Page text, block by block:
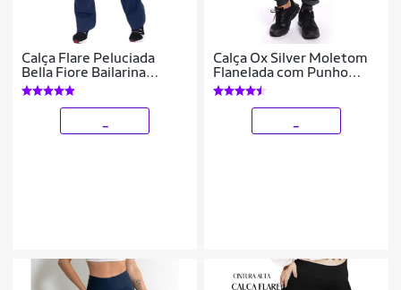
Calça Flare Peluciada
Bella Fiore Bailarina
Legging Cintura Alta
Feminino
Calça Ox Silver Moletom
Flanelada com Punho
Casual Masculina